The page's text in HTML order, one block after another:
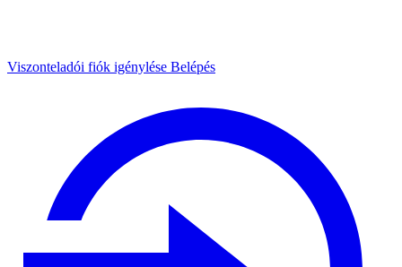
Viszonteladói fiók igénylése Belépés